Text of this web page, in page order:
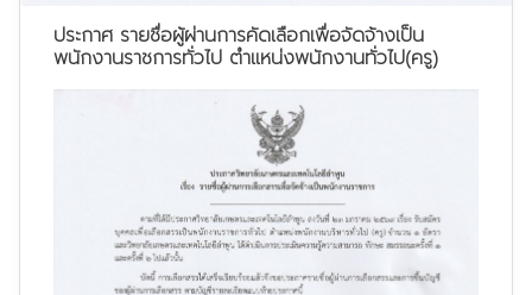
ประกาศ รายชื่อผู้ผ่านการคัดเลือกเพื่อจัดจ้างเป็น
พนักงานราชการทั่วไป ตำแหน่งพนักงานทั่วไป(ครู)